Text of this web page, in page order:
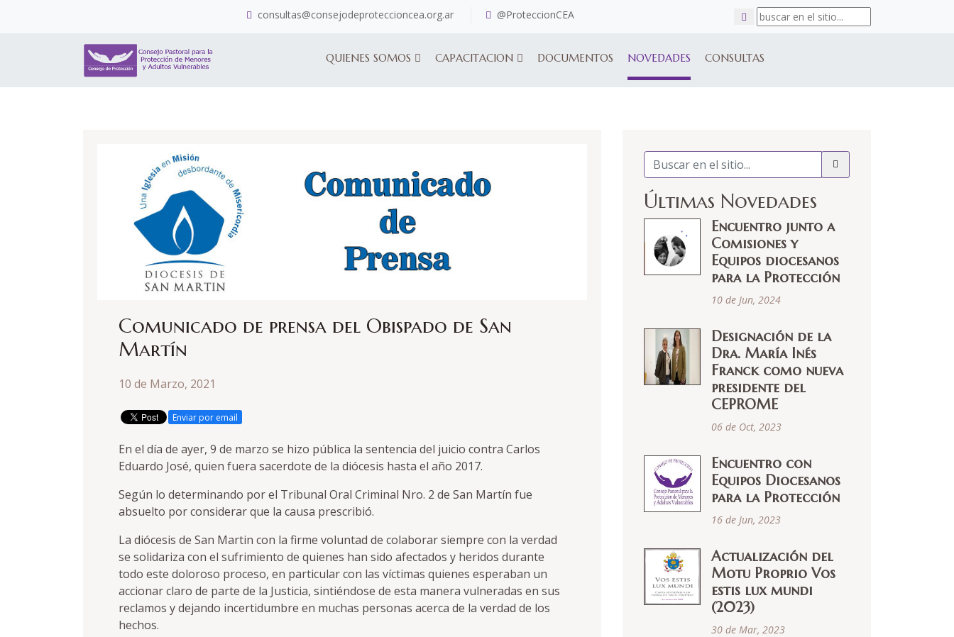
consultas@consejodeproteccioncea.org.ar @ProteccionCEA
QUIENES SOMOS CAPACITACION DOCUMENTOS NOVEDADES CONSULTAS
Comunicado de prensa del Obispado de San
Martín
10 de Marzo, 2021
Enviar por email
En el día de ayer, 9 de marzo se hizo pública la sentencia del juicio contra Carlos
Eduardo José, quien fuera sacerdote de la diócesis hasta el año 2017.
Según lo determinando por el Tribunal Oral Criminal Nro. 2 de San Martín fue
absuelto por considerar que la causa prescribió.
La diócesis de San Martin con la firme voluntad de colaborar siempre con la verdad
se solidariza con el sufrimiento de quienes han sido afectados y heridos durante
todo este doloroso proceso, en particular con las víctimas quienes esperaban un
accionar claro de parte de la Justicia, sintiéndose de esta manera vulneradas en sus
reclamos y dejando incertidumbre en muchas personas acerca de la verdad de los
hechos.
Últimas Novedades
Encuentro junto a
Comisiones y
Equipos diocesanos
para la Protección
10 de Jun, 2024
Designación de la
Dra. María Inés
Franck como nueva
presidente del
CEPROME
06 de Oct, 2023
Encuentro con
Equipos Diocesanos
para la Protección
16 de Jun, 2023
Actualización del
Motu Proprio Vos
estis lux mundi
(2023)
30 de Mar, 2023